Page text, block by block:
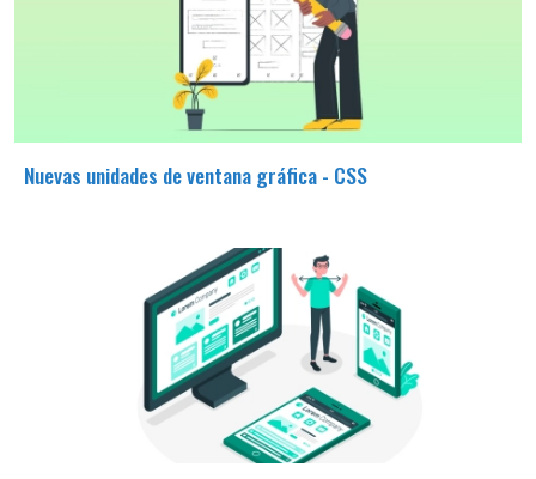
Nuevas unidades de ventana gráfica - CSS